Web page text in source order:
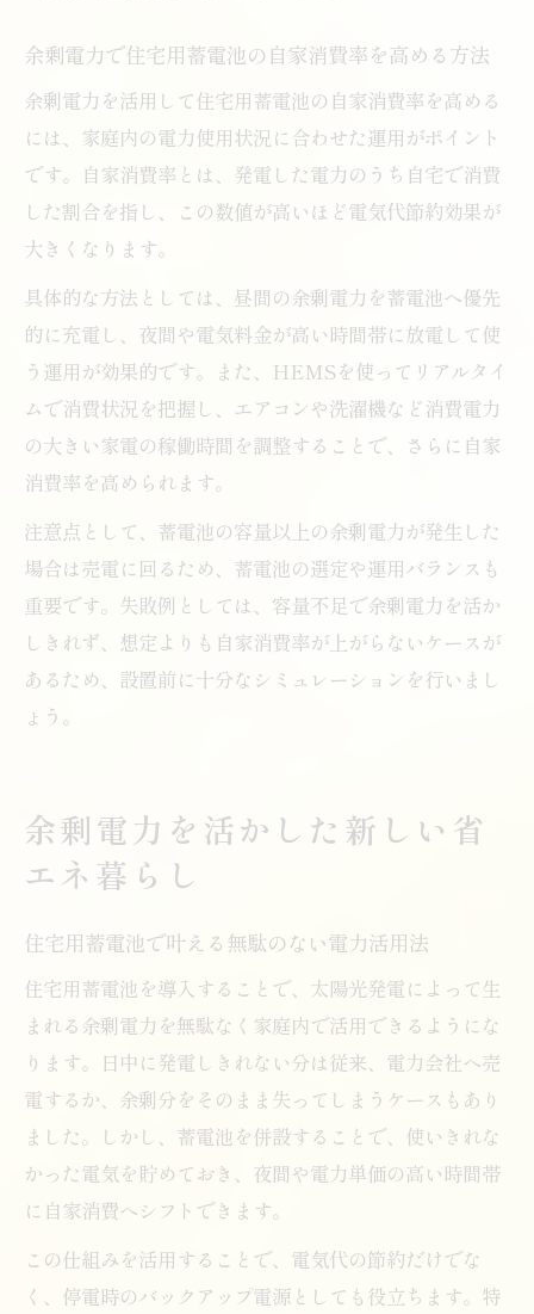
余剰電力で住宅用蓄電池の自家消費率を高める方法
余剰電力を活用して住宅用蓄電池の自家消費率を高める
には、家庭内の電力使用状況に合わせた運用がポイント
です。自家消費率とは、発電した電力のうち自宅で消費
した割合を指し、この数値が高いほど電気代節約効果が
大きくなります。
具体的な方法としては、昼間の余剰電力を蓄電池へ優先
的に充電し、夜間や電気料金が高い時間帯に放電して使
う運用が効果的です。また、HEMSを使ってリアルタイ
ムで消費状況を把握し、エアコンや洗濯機など消費電力
の大きい家電の稼働時間を調整することで、さらに自家
消費率を高められます。
注意点として、蓄電池の容量以上の余剰電力が発生した
場合は売電に回るため、蓄電池の選定や運用バランスも
重要です。失敗例としては、容量不足で余剰電力を活か
しきれず、想定よりも自家消費率が上がらないケースが
あるため、設置前に十分なシミュレーションを行いまし
ょう。
余剰電力を活かした新しい省
エネ暮らし
住宅用蓄電池で叶える無駄のない電力活用法
住宅用蓄電池を導入することで、太陽光発電によって生
まれる余剰電力を無駄なく家庭内で活用できるようにな
ります。日中に発電しきれない分は従来、電力会社へ売
電するか、余剰分をそのまま失ってしまうケースもあり
ました。しかし、蓄電池を併設することで、使いきれな
かった電気を貯めておき、夜間や電力単価の高い時間帯
に自家消費へシフトできます。
この仕組みを活用することで、電気代の節約だけでな
く、停電時のバックアップ電源としても役立ちます。特